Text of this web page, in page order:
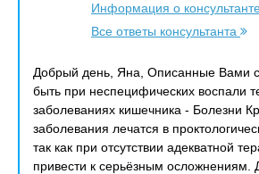
Информация о
Все ответы консультанта
Добрый день, Яна, Описанные Вами
быть при неспецифических воспали
заболеваниях кишечника - Болезни
заболевания лечатся в
так как при отсутствии адекватной
привести к серьёзным осложнениям.